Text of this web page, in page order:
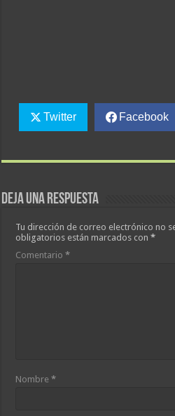
Twitter Facebook
Deja una respuesta
Tu dirección de correo electrónico no
obligatorios están marcados con*
Comentario*
Nombre*